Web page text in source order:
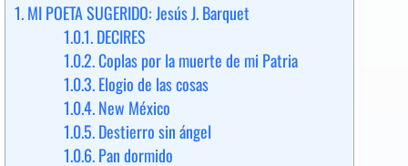
1.MI POETA SUGERIDO: Jesús J. Barquet
1.0.1.DECIRES
1.0.2.Coplas por la muerte de mi Patria
1.0.3.Elogio de las cosas
1.0.4.New México
1.0.5.Destierro sin ángel
1.0.6.Pan dormido